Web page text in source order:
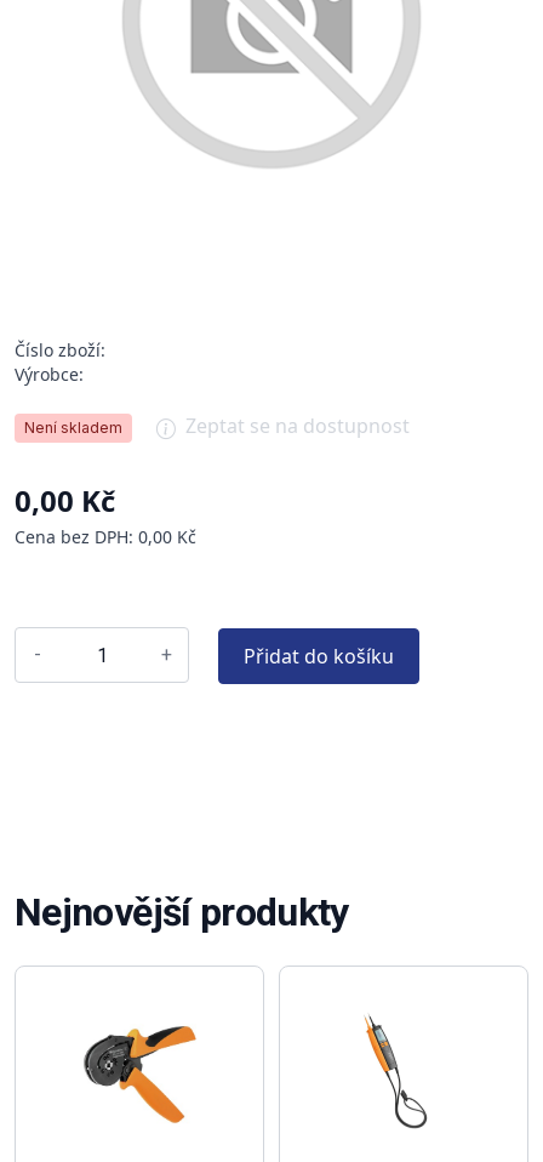
Číslo zboží:
Výrobce:
Není skladem Zeptat se na dostupnost
0,00 Kč
Cena bez DPH: 0,00 Kč
- + Přidat do košíku
Nejnovější produkty